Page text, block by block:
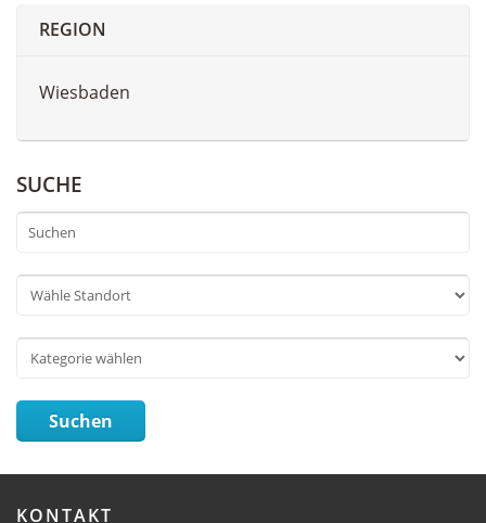
REGION
Wiesbaden
SUCHE
Suchen
KONTAKT